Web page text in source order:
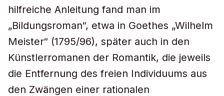
hilfreiche Anleitung fand man im
„Bildungsroman“, etwa in Goethes „Wilhelm
Meister“ (1795/96), später auch in den
Künstlerromanen der Romantik, die jeweils
die Entfernung des freien Individuums aus
den Zwängen einer rationalen